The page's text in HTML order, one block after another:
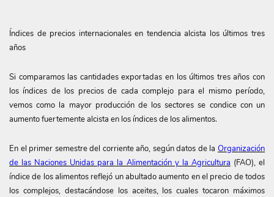
Índices de precios internacionales en tendencia alcista los últimos tres
años
Si comparamos las cantidades exportadas en los últimos tres años con
los índices de los precios de cada complejo para el mismo período,
vemos como la mayor producción de los sectores se condice con un
aumento fuertemente alcista en los índices de los alimentos.
En el primer semestre del corriente año, según datos de la Organización
de las Naciones Unidas para la Alimentación y la Agricultura (FAO), el
índice de los alimentos reflejó un abultado aumento en el precio de todos
los complejos, destacándose los aceites, los cuales tocaron máximos